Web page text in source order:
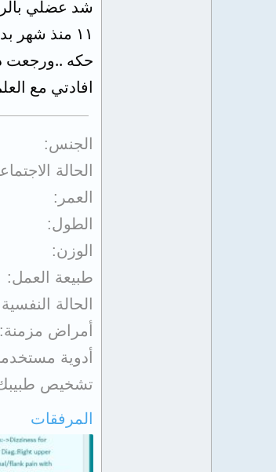
١١ منذ
حكه ..ورجعت
افادتي مع
الجنس
الحالة
العمر
الطول
الوزن
طبيعة العمل
الحالة النفسية
أمراض مزمنة
أدوية
تشخيص
المرفقات